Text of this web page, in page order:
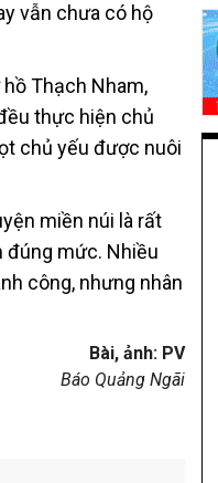
vẫn chưa có hộ
Thạch Nham,
thực hiện chủ
chủ yếu được nuôi
miền núi là rất
đúng mức. Nhiều
công, nhưng nhân
Bài, ảnh: PV
Báo Quảng Ngãi